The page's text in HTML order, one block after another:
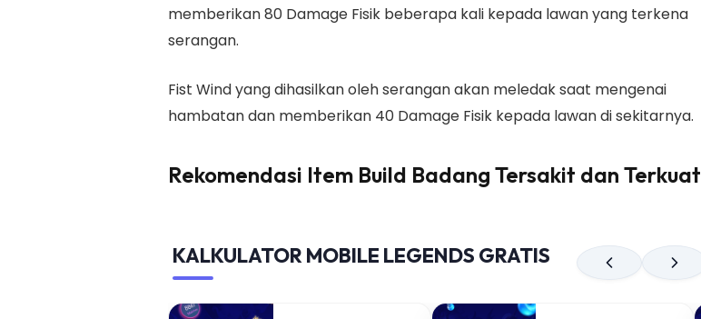
memberikan 80 Damage Fisik beberapa kali kepada lawan yang terkena
serangan.
Fist Wind yang dihasilkan oleh serangan akan meledak saat mengenai
hambatan dan memberikan 40 Damage Fisik kepada lawan di sekitarnya.
Rekomendasi Item Build Badang Tersakit dan Terkuat
KALKULATOR MOBILE LEGENDS GRATIS